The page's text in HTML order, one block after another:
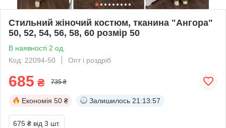
Стильний жіночий костюм, тканина "Ангора"
50, 52, 54, 56, 58, 60 розмір 50
В наявності 2 од.
Код: 22094-50
Опт і роздріб
685 ₴ 735 ₴
Економія 50 ₴ Залишилось 21:13:56
675 ₴ від 3 шт.